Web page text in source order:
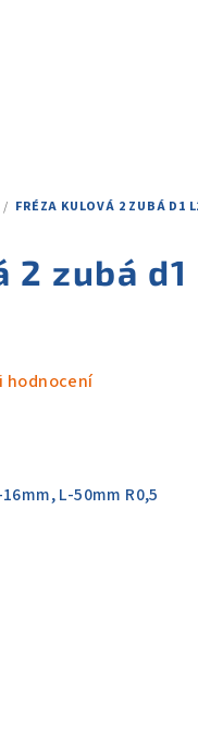
/ FRÉZA KULOVÁ 2 ZUBÁ D1
zubá d1
hodnocení
L-50mm R0,5